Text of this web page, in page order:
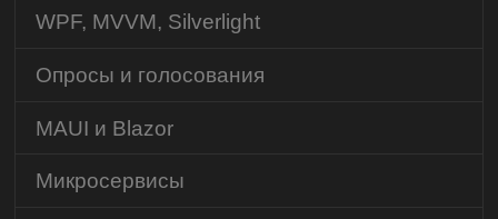
WPF, MVVM, Silverlight
Опросы и голосования
MAUI и Blazor
Микросервисы